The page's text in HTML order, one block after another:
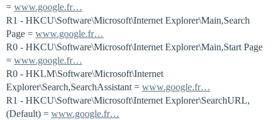
= www.google.fr…
R1 - HKCU\Software\Microsoft\Internet Explorer\Main,Search
Page = www.google.fr…
R0 - HKCU\Software\Microsoft\Internet Explorer\Main,Start Page
= www.google.fr…
R0 - HKLM\Software\Microsoft\Internet
Explorer\Search,SearchAssistant = www.google.fr…
R1 - HKCU\Software\Microsoft\Internet Explorer\SearchURL,
(Default) = www.google.fr…